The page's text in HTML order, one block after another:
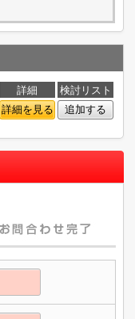
詳細
検討リスト
詳細を見る 追加する